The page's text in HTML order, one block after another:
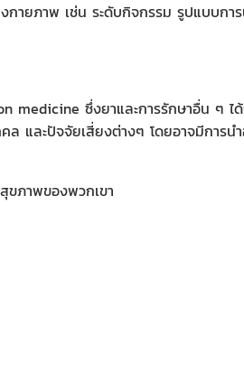
ายภาพ เช่น ระดับกิจกรรม รูปแบบกา
medicine ซึ่งยาและการรักษาอื่น ๆ ไ
ล และปัจจัยเสี่ยงต่างๆ โดยอาจมีการน
ขภาพของพวกเขา